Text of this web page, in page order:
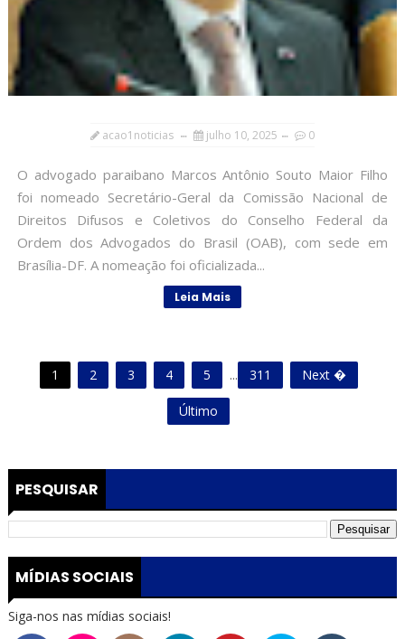
acao1noticias julho 10, 2025 0
O advogado paraibano Marcos Antônio Souto Maior Filho
foi nomeado Secretário-Geral da Comissão Nacional de
Direitos Difusos e Coletivos do Conselho Federal da
Ordem dos Advogados do Brasil (OAB), com sede em
Brasília-DF. A nomeação foi oficializada...
Leia Mais
1 2 3 4 5 ... 311 Next �
Último
PESQUISAR
MÍDIAS SOCIAIS
Siga-nos nas mídias sociais!